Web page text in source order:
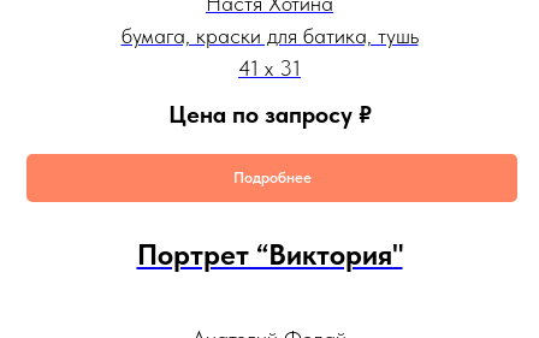
бумага, краски для батика, тушь
41 х 31
Цена по запросу ₽
Подробнее